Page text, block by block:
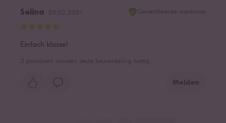
Selina
Einfach klasse!
Melden